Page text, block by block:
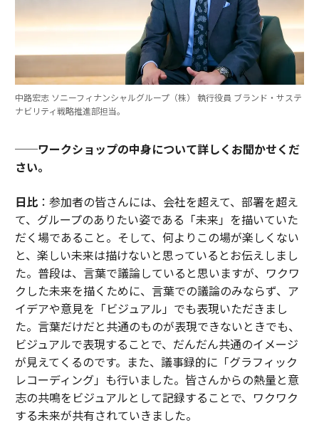
中路宏志 ソニーフィナンシャルグループ（株） 執行役員 ブランド・サステ
ナビリティ戦略推進部担当。
──ワークショップの中身について詳しくお聞かせくだ
さい。
日比：参加者の皆さんには、会社を超えて、部署を超え
て、グループのありたい姿である「未来」を描いていた
だく場であること。そして、何よりこの場が楽しくない
と、楽しい未来は描けないと思っているとお伝えしまし
た。普段は、言葉で議論していると思いますが、ワクワ
クした未来を描くために、言葉での議論のみならず、ア
イデアや意見を「ビジュアル」でも表現いただきまし
た。言葉だけだと共通のものが表現できないときでも、
ビジュアルで表現することで、だんだん共通のイメージ
が見えてくるのです。また、議事録的に「グラフィック
レコーディング」も行いました。皆さんからの熱量と意
志の共鳴をビジュアルとして記録することで、ワクワク
する未来が共有されていきました。